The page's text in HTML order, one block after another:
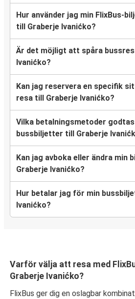
Hur använder jag min FlixBus-
till Graberje Ivanićko?
Är det möjligt att spåra
Ivanićko?
Kan jag reservera en specifik
resa till Graberje Ivanićko?
Vilka betalningsmetoder
bussbiljetter till Graberje
Kan jag avboka eller ändra min
Graberje Ivanićko?
Hur betalar jag för min
Ivanićko?
Varför välja att resa med
Graberje Ivanićko?
FlixBus ger dig en oslagbar